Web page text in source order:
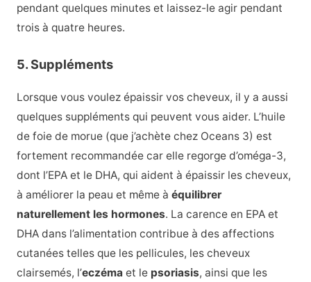
pendant quelques minutes et laissez-le agir pendant
trois à quatre heures.
5. Suppléments
Lorsque vous voulez épaissir vos cheveux, il y a aussi
quelques suppléments qui peuvent vous aider. L’huile
de foie de morue (que j’achète chez Oceans 3) est
fortement recommandée car elle regorge d’oméga-3,
dont l’EPA et le DHA, qui aident à épaissir les cheveux,
à améliorer la peau et même à équilibrer
naturellement les hormones. La carence en EPA et
DHA dans l’alimentation contribue à des affections
cutanées telles que les pellicules, les cheveux
clairsemés, l’eczéma et le psoriasis, ainsi que les